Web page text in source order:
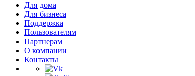
Для дома
Для бизнеса
Поддержка
Пользователям
Партнерам
О компании
Контакты